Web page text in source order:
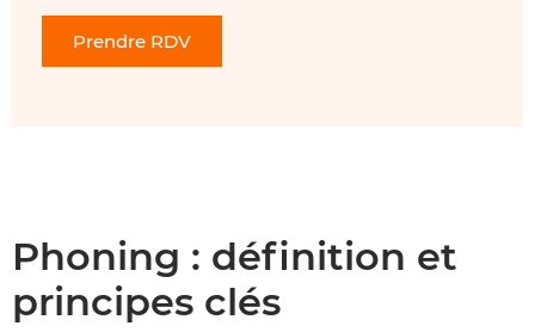
Prendre RDV
Phoning : définition et
principes clés